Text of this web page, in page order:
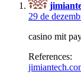
29 de
casino mit
References: